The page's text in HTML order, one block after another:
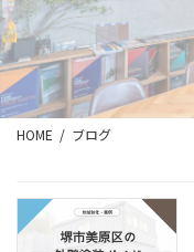
HOME ブログ